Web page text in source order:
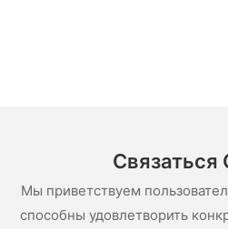
Связаться
Мы приветствуем
способны удовлетворить